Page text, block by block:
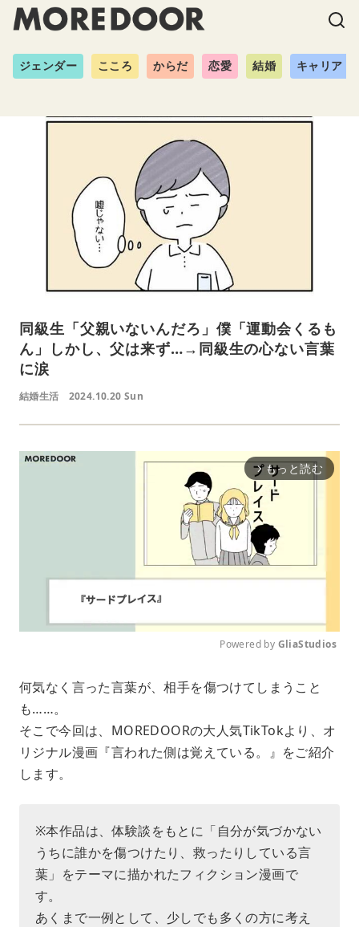
ジェンダー こころ からだ 恋愛 結婚 キャリア
同級生「父親いないんだろ」僕「運動会くるも
ん」しかし、父は来ず…→同級生の心ない言葉
に涙
結婚生活 2024.10.20 Sun
arrow_forward_ios もっと読む
u
e
Powered by GliaStudios
何気なく言った言葉が、相手を傷つけてしまうこと
も……。
そこで今回は、MOREDOORの大人気TikTokより、オ
リジナル漫画『言われた側は覚えている。』をご紹介
します。
※本作品は、体験談をもとに「自分が気づかない
うちに誰かを傷つけたり、救ったりしている言
葉」をテーマに描かれたフィクション漫画で
す。
あくまで一例として、少しでも多くの方に考え